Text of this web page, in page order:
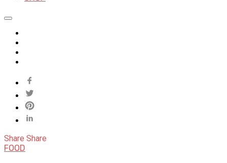
Share Share
FOOD